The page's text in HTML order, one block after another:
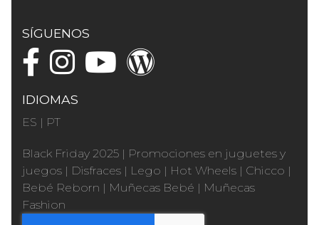
SÍGUENOS
IDIOMAS
ES | PT
Black Friday 2025 | Promociones en juguetes y
juegos | Disfraces | Lego | Hot Wheels | Chicco |
Bebé Reborn | Muñecas Bebé | Muñecas
Fashion